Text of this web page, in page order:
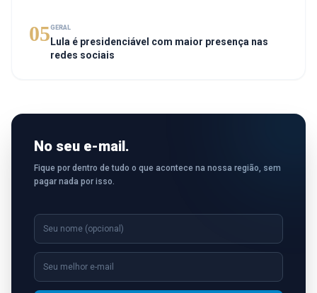
05GERAL
Lula é presidenciável com maior presença nas
redes sociais
No seu e-mail.
Fique por dentro de tudo o que acontece na nossa região, sem
pagar nada por isso.